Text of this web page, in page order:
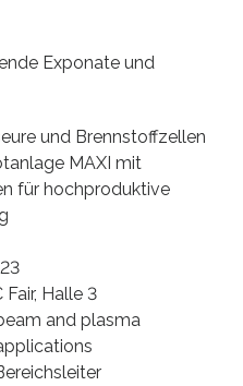
Exponate und
und Brennstoffzellen
MAXI mit
für hochproduktive
Halle 3
and plasma